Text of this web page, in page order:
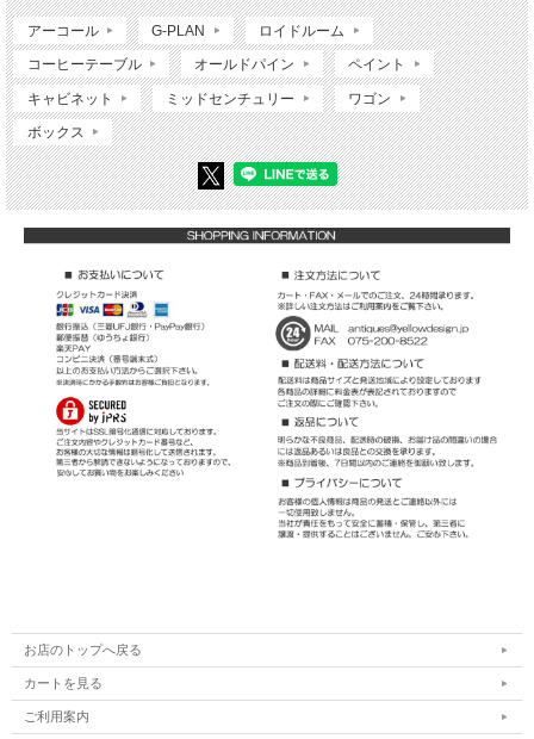
アーコール G-PLAN ロイドルーム
コーヒーテーブル オールドパイン ペイント
キャビネット ミッドセンチュリー ワゴン
ボックス
お店のトップへ戻る
カートを見る
ご利用案内